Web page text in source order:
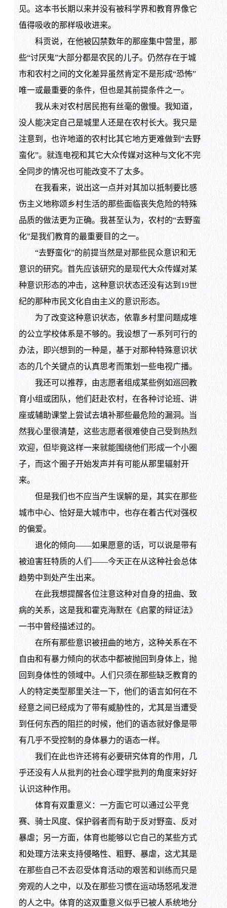
见。这本书长期以来并没有被科学界和教育界像它
值得吸收的那样吸收进来。
科贡说，在他被囚禁数年的那座集中营里，那
些“讨厌鬼”大部分都是农民的儿子。仍然存在于城
市和农村之间的文化差异虽然肯定不是形成“恐怖”
唯一或最重要的条件，但也是其前提条件之一。
我从未对农村居民抱有丝毫的傲慢。我知道，
没人能决定自己是城里人还是在农村长大。我只是
注意到，也许地道的农村比其它地方更难做到“去野
蛮化”。就连电视和其它大众传媒对这种与文化不完
全同步的情况也可能改变不了太多。
在我看来，说出这一点并对其加以抵制要比感
伤主义地称颂乡村生活的那些面临丧失危险的特殊
品质的做法更为正确。我甚至认为，农村的“去野蛮
化”是我们教育的最重要目的之一。
“去野蛮化”的前提当然是对那些民众意识和无
意识的研究。首先应该研究的是现代大众传媒对某
种意识形态的冲击，这种意识状态还没有达到19世
纪的那种市民文化自由主义的意识形态。
为了改变这种意识状态，依靠乡村里问题成堆
的公立学校体系是不够的。我设想了一系列可行的
办法，即兴想到的一种是，基于对那种特殊意识状
态的几个关键点的认真思考而策划一些电视广播。
我还可以推荐，由志愿者组成某些例如巡回教
育小组或团队，他们赶赴农村，在各种讨论班、讲
座或辅助课堂上尝试去填补那些最危险的漏洞。当
然我心里很清楚，这些志愿者很难使自己受到热烈
欢迎，但毕竟这样一来就能围绕他们形成一个小圈
子，而这个圈子开始发声并有可能从那里辐射开
来。
但是我们也不应当产生误解的是，其实在那些
城市中心、恰好是大城市中，也存在着古代对强权
的偏爱。
退化的倾向——如果愿意的话，可以说是带有
被迫害狂特质的人们——今天正在从这种社会总体
趋势中到处产生出来。
在此我想提醒各位注意这种对自身的扭曲、致
病的关系，这是我和霍克海默在《启蒙的辩证法》
一书中曾经描述过的。
在所有那些意识被扭曲的地方，这种关系在不
自由和有暴力倾向的状态中都被抛回到身体上，抛
回到身体性的领域中。人们只须在那些缺乏教育的
人的特定类型那里关注一下，他们的语言如何在不
经意之间已经成为了带有威胁性的，尤其是当遭受
到任何东西的阻拦的时候，他们的语态就好像是带
有几乎不受控制的身体暴力的语态一样。
我们在此也许还将有必要研究体育的作用，几
乎还没有人从批判的社会心理学批判的角度来好好
认识这种作用。
体育有双重意义：一方面它可以通过公平竞
赛、骑士风度、保护弱者而有助于反对野蛮、反对
暴虐；另一方面，体育也能够以它自己的某些方式
和处理方法来支持侵略性、粗野、暴虐，这尤其是
在那些自己不去忍受体育活动的艰苦和训练而只是
旁观的人之中，以及在那些习惯在运动场怒吼发泄
的人之中。体育的这双重意义似乎已被人系统地分